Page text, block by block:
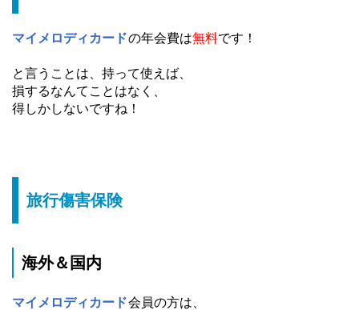
マイメロディカードの年会費は無料です！
と言うことは、持って使えば、
損するなんてことはなく、
得しかしないですね！
旅行傷害保険
海外＆国内
マイメロディカード会員の方は、